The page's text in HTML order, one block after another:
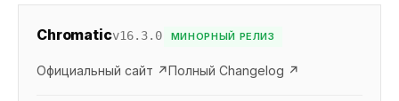
Chromaticv16.3.0 МИНОРНЫЙ РЕЛИЗ
Официальный сайт ↗Полный Changelog ↗